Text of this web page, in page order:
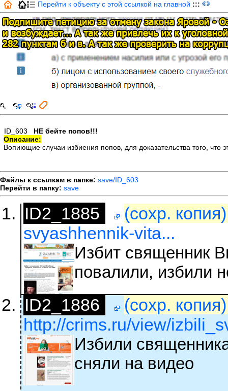
Перейти к объекту с этой ссылкой на главной :::
ID_603 НЕ бейте попов!!!
Описание:
Вопиющие случаи избиения попов, для доказательства того,
Файлы к ссылкам в папке: save/ID_603
Перейти в папку: save
ID2_1885
(сохр.
svyashhennik-vita...
Избит священник
повалили, избили
ID2_1886
(сохр.
http://crims.ru/view/
Избили
сняли на видео